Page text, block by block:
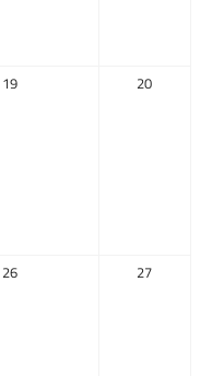
19 20
26 27